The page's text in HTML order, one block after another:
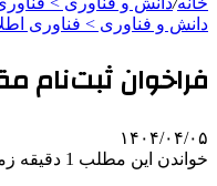
دانش و فناوری > فناوری
فراخوان ثبت‌نام
۱۴۰۴/۰۴/۰۵
خواندن این مطلب 1 دقیقه زمان میبرد